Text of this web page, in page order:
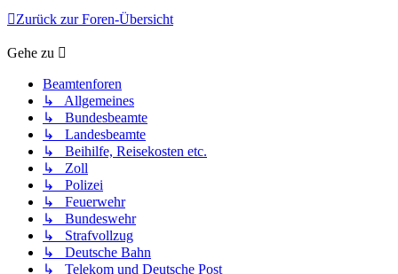
Zurück zur Foren-Übersicht
Gehe zu
Beamtenforen
↳ Allgemeines
↳ Bundesbeamte
↳ Landesbeamte
↳ Beihilfe, Reisekosten etc.
↳ Zoll
↳ Polizei
↳ Feuerwehr
↳ Bundeswehr
↳ Strafvollzug
↳ Deutsche Bahn
↳ Telekom und Deutsche Post